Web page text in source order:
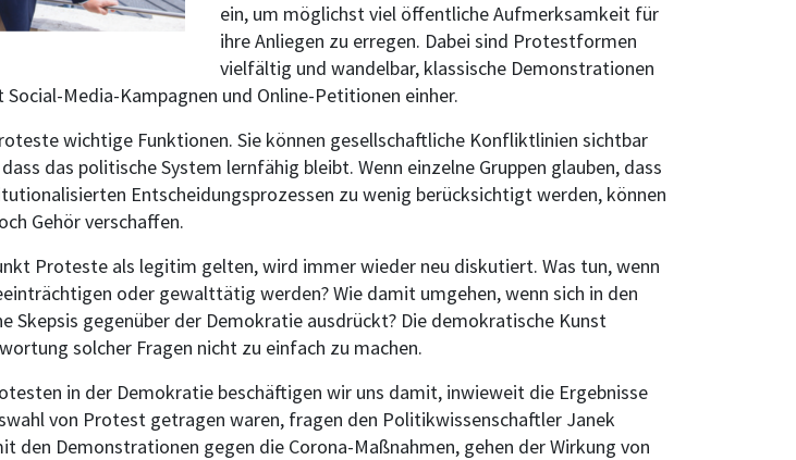
ein, um möglichst viel öffentliche Aufmerksamkeit für
ihre Anliegen zu erregen. Dabei sind Protestformen
vielfältig und wandelbar, klassische Demonstrationen
Media-Kampagnen und Online-Petitionen einher.
wichtige Funktionen. Sie können gesellschaftliche Konfliktlinien sichtbar
das politische System lernfähig bleibt. Wenn einzelne Gruppen glauben, dass
Entscheidungsprozessen zu wenig berücksichtigt werden, können
Gehör verschaffen.
Proteste als legitim gelten, wird immer wieder neu diskutiert. Was tun, wenn
oder gewalttätig werden? Wie damit umgehen, wenn sich in den
Skepsis gegenüber der Demokratie ausdrückt? Die demokratische Kunst
solcher Fragen nicht zu einfach zu machen.
in der Demokratie beschäftigen wir uns damit, inwieweit die Ergebnisse
von Protest getragen waren, fragen den Politikwissenschaftler Janek
den Demonstrationen gegen die Corona-Maßnahmen, gehen der Wirkung von